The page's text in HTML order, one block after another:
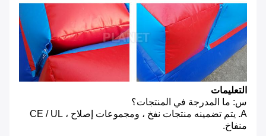
التعليمات
س: ما المدرجة في المنتجات؟
A. يتم تضمينه منتجات نفخ ، ومجموعات إصلاح ، CE / UL
منفاخ.